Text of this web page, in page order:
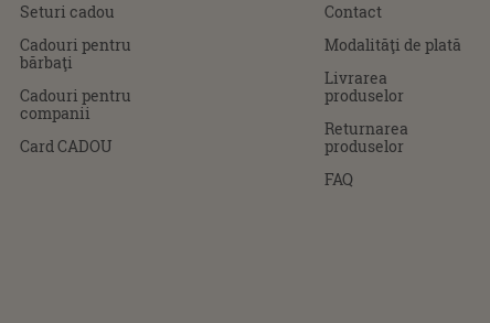
Seturi cadou
Cadouri pentru
bărbaţi
Cadouri pentru
companii
Card CADOU
Contact
Modalităţi de plată
Livrarea
produselor
Returnarea
produselor
FAQ